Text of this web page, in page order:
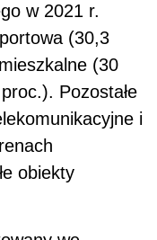
w 2021 r.
(30,3
(30
Pozostałe
i
obiekty